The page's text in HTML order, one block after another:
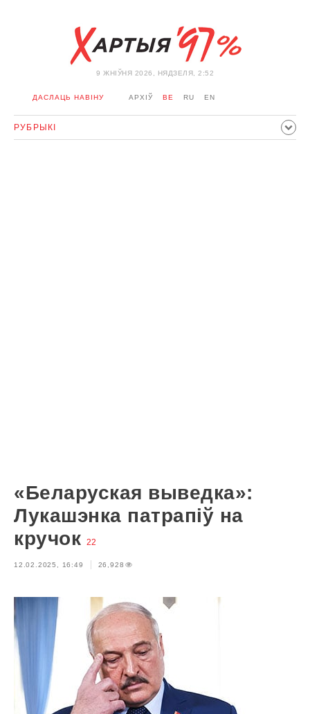
9 ЖНIЎНЯ 2026, НЯДЗЕЛЯ, 2:52
ДАСЛАЦЬ НАВІНУ АРХІЎ BE RU EN
РУБРЫКІ
«Беларуская выведка»:
Лукашэнка патрапіў на
кручок 22
12.02.2025, 16:49 26,928